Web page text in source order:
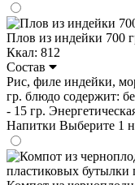
Плов из индейки 700
Ккал: 812
Состав
Рис, филе индейки,
гр. блюдо содержит:
- 15 гр.
Напитки Выберите 1